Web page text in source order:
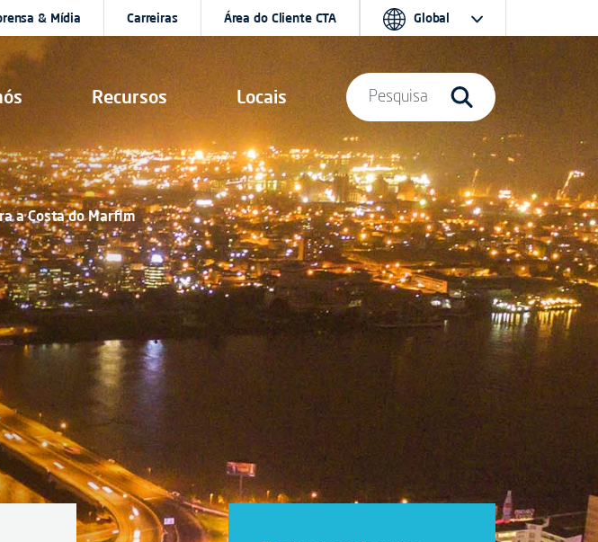
Recursos Locais
& Mídia Carreiras Área do Cliente CTA Global
Pesquisa
a Costa do Marfim